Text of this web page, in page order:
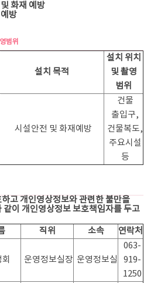
화재 예방
방
범위
설치 목적
설치 위치
및 촬영
범위
시설안전 및 화재예방
건물
출입구,
건물복도,
주요시설
등
고 개인영상정보와 관련한 불만을
같이 개인영상정보 보호책임자를 두고
직위 소속 연락처
운영정보실장 운영정보실
063-
919-
1250